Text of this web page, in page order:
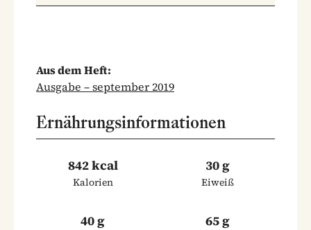
Aus dem Heft:
Ausgabe – september 2019
Ernährungsinformationen
842 kcal
Kalorien
30 g
Eiweiß
40 g 65 g